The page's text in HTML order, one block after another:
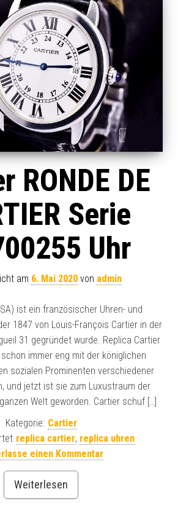
RONDE DE
Serie
Uhr
am 6. Mai 2020 von admin
ist ein französischer Uhren- und
1847 von Louis-François Cartier in der
31 gegründet wurde. Replica Cartier
immer eng mit der königlichen
sozialen Prominenten verschiedener
und jetzt ist sie zum Luxustraum der
Welt geworden. Cartier schuf […]
Kategorie: Cartier
replica cartier, replica uhren
einen Kommentar
Weiterlesen